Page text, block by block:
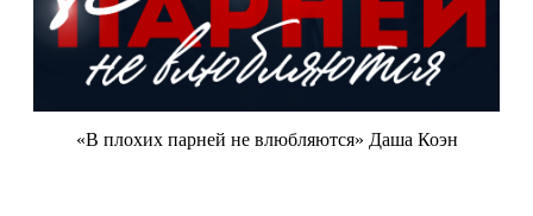
«В плохих парней не влюбляются» Даша Коэн